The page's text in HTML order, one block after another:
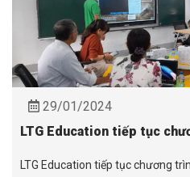
29/01/2024
LTG Education tiếp tục
LTG Education tiếp tục chương